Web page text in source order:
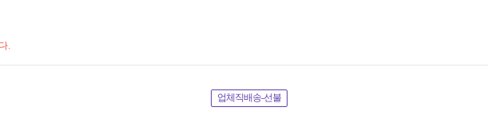
.
업체직배송-선불